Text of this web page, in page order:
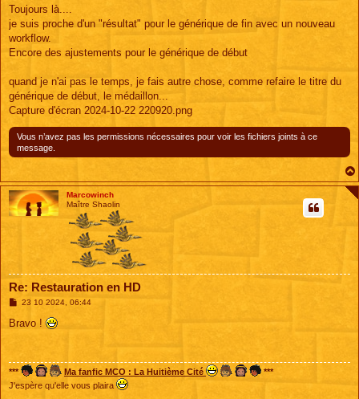
s
a
g
Toujours là....
je suis proche d'un "résultat" pour le générique de fin avec un nouveau
workflow.
Encore des ajustements pour le générique de début
quand je n'ai pas le temps, je fais autre chose, comme refaire le titre du
générique de début, le médaillon...
Capture d'écran 2024-10-22 220920.png
Vous n’avez pas les permissions nécessaires pour voir les fichiers joints à ce
message.
Marcowinch
Maître Shaolin
Re: Restauration en HD
M
s
23 10 2024, 06:44
Bravo !
*** Ma fanfic MCO : La Huitième Cité
***
J'espère qu'elle vous plaira